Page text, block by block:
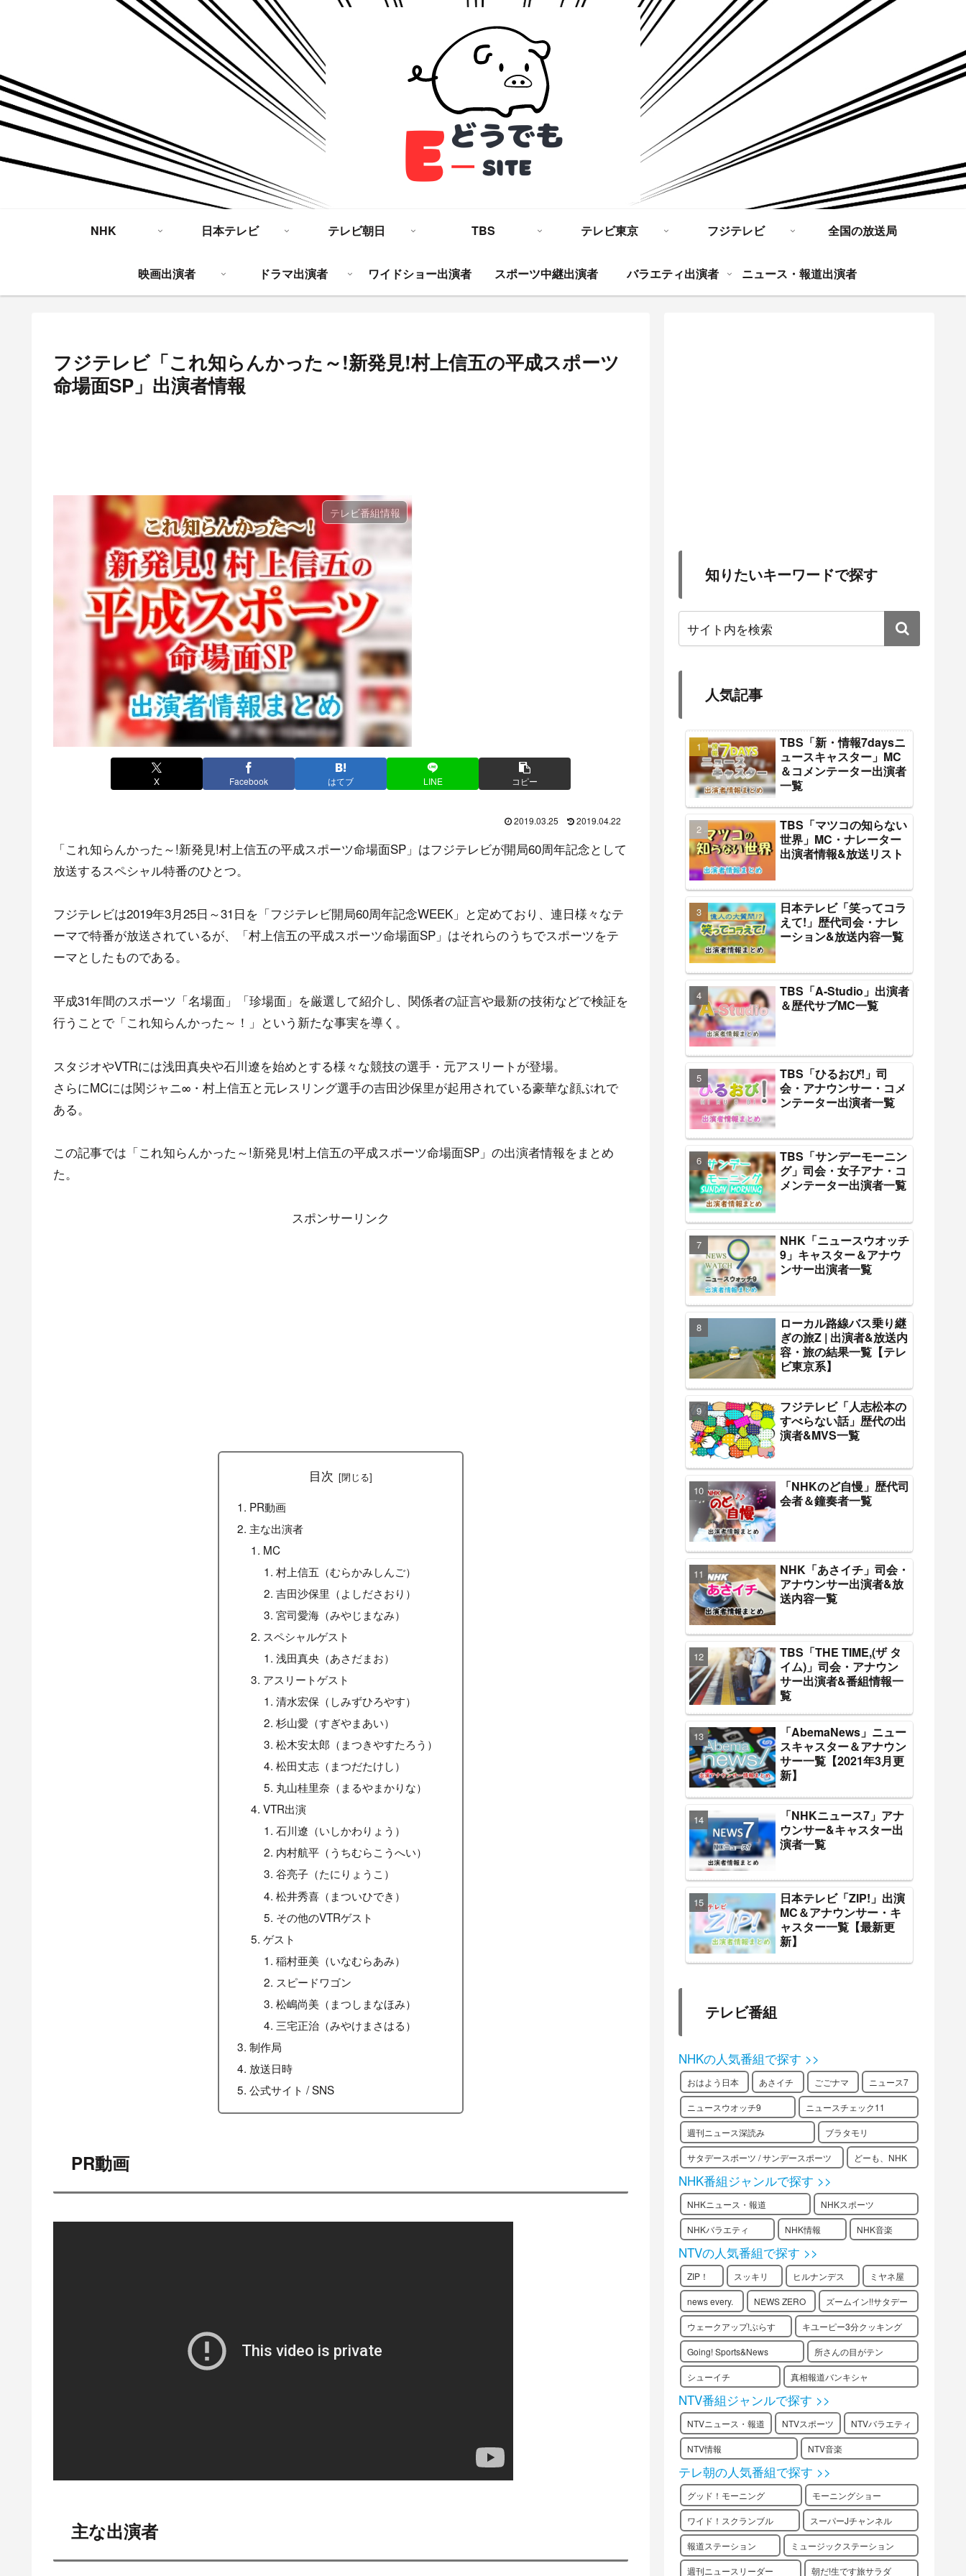
NHK 日本テレビ テレビ朝日 TBS テレビ東京 フジテレビ 全国の放送局
映画出演者 ドラマ出演者 ワイドショー出演者 スポーツ中継出演者 バラエティ出演者 ニュース・報道出演者
フジテレビ「これ知らんかった～!新発見!村上信五の平成スポーツ
命場面SP」出演者情報
テレビ番組情報
X Facebook はてブ LINE コピー
2019.03.25 2019.04.22
「これ知らんかった～!新発見!村上信五の平成スポーツ命場面SP」はフジテレビが開局60周年記念として
放送するスペシャル特番のひとつ。
フジテレビは2019年3月25日～31日を「フジテレビ開局60周年記念WEEK」と定めており、連日様々なテ
ーマで特番が放送されているが、「村上信五の平成スポーツ命場面SP」はそれらのうちでスポーツをテ
ーマとしたものである。
平成31年間のスポーツ「名場面」「珍場面」を厳選して紹介し、関係者の証言や最新の技術などで検証を
行うことで「これ知らんかった～！」という新たな事実を導く。
スタジオやVTRには浅田真央や石川遼を始めとする様々な競技の選手・元アスリートが登場。
さらにMCには関ジャニ∞・村上信五と元レスリング選手の吉田沙保里が起用されている豪華な顔ぶれで
ある。
この記事では「これ知らんかった～!新発見!村上信五の平成スポーツ命場面SP」の出演者情報をまとめ
た。
スポンサーリンク
目次
PR動画
主な出演者
MC
村上信五（むらかみしんご）
吉田沙保里（よしださおり）
宮司愛海（みやじまなみ）
スペシャルゲスト
浅田真央（あさだまお）
アスリートゲスト
清水宏保（しみずひろやす）
杉山愛（すぎやまあい）
松木安太郎（まつきやすたろう）
松田丈志（まつだたけし）
丸山桂里奈（まるやまかりな）
VTR出演
石川遼（いしかわりょう）
内村航平（うちむらこうへい）
谷亮子（たにりょうこ）
松井秀喜（まついひでき）
その他のVTRゲスト
ゲスト
稲村亜美（いなむらあみ）
スピードワゴン
松嶋尚美（まつしまなほみ）
三宅正治（みやけまさはる）
制作局
放送日時
公式サイト / SNS
PR動画
主な出演者
知りたいキーワードで探す
人気記事
TBS「新・情報7daysニ
ュースキャスター」MC
＆コメンテーター出演者
一覧
TBS「マツコの知らない
世界」MC・ナレーター
出演者情報&放送リスト
日本テレビ「笑ってコラ
えて!」歴代司会・ナレ
ーション&放送内容一覧
TBS「A-Studio」出演者
＆歴代サブMC一覧
TBS「ひるおび!」司
会・アナウンサー・コメ
ンテーター出演者一覧
TBS「サンデーモーニン
グ」司会・女子アナ・コ
メンテーター出演者一覧
NHK「ニュースウオッチ
9」キャスター＆アナウ
ンサー出演者一覧
ローカル路線バス乗り継
ぎの旅Z | 出演者&放送内
容・旅の結果一覧【テレ
ビ東京系】
フジテレビ「人志松本の
すべらない話」歴代の出
演者&MVS一覧
「NHKのど自慢」歴代司
会者＆鐘奏者一覧
NHK「あさイチ」司会・
アナウンサー出演者&放
送内容一覧
TBS「THE TIME,(ザ タ
イム)」司会・アナウン
サー出演者&番組情報一
覧
「AbemaNews」ニュー
スキャスター＆アナウン
サー一覧【2021年3月更
新】
「NHKニュース7」アナ
ウンサー&キャスター出
演者一覧
日本テレビ「ZIP!」出演
MC＆アナウンサー・キ
ャスター一覧【最新更
新】
テレビ番組
NHKの人気番組で探す >>
おはよう日本 あさイチ ごごナマ ニュース7
ニュースウオッチ9 ニュースチェック11
週刊ニュース深読み ブラタモリ
サタデースポーツ / サンデースポーツ どーも、NHK
NHK番組ジャンルで探す >>
NHKニュース・報道 NHKスポーツ
NHKバラエティ NHK情報 NHK音楽
NTVの人気番組で探す >>
ZIP！ スッキリ ヒルナンデス ミヤネ屋
news every. NEWS ZERO ズームイン!!サタデー
ウェークアップ!ぷらす キユーピー3分クッキング
Going! Sports&News 所さんの目がテン
シューイチ 真相報道バンキシャ
NTV番組ジャンルで探す >>
NTVニュース・報道 NTVスポーツ NTVバラエティ
NTV情報 NTV音楽
テレ朝の人気番組で探す >>
グッド！モーニング モーニングショー
ワイド！スクランブル スーパーJチャンネル
報道ステーション ミュージックステーション
週刊ニュースリーダー 朝だ!生です旅サラダ